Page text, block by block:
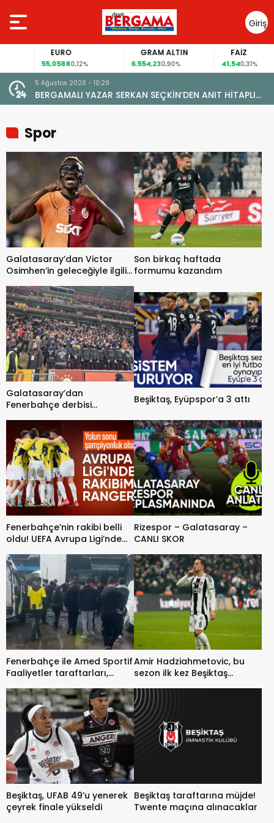
Giriş
Yap
EURO
55,05880,12%
GRAM ALTIN
6.554,230,90% 41,540,31%
5 Ağustos 2026 - 10:29
BERGAMALI YAZAR SERKAN SEÇKİN’DEN ANIT HİTAPLI
KİTAP: “PERGAMON’DAN ARTVİN’E”
Spor
Galatasaray’dan Victor
Osimhen’in geleceğiyle ilgili
Son birkaç haftada
formumu kazandım
Galatasaray’dan
Fenerbahçe derbisi
konsantrasyonumuzu bozdu
Beşiktaş, Eyüpspor’a 3 attı
Fenerbahçe’nin rakibi belli
oldu! UEFA Avrupa Ligi’nde
Rizespor – Galatasaray –
CANLI SKOR
Fenerbahçe ile Amed Sportif
Faaliyetler taraftarları,
Amir Hadziahmetovic, bu
sezon ilk kez Beşiktaş
Beşiktaş, UFAB 49’u yenerek
çeyrek finale yükseldi
Beşiktaş taraftarına müjde!
Twente maçına alınacaklar